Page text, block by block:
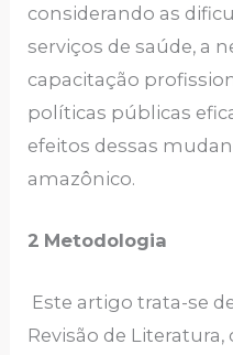
considerando as
serviços de saúde, a
capacitação
políticas públicas
efeitos dessas
amazônico.
2 Metodologia
Este artigo trata-se
Revisão de